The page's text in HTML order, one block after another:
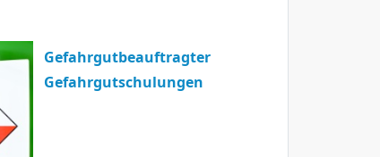
Gefahrgutbeauftragter
Gefahrgutschulungen